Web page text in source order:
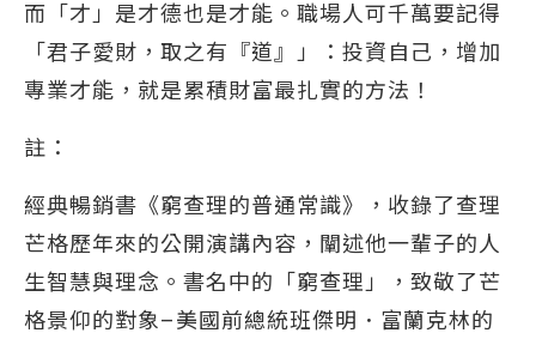
而「才」是才德也是才能。職場人可千萬要記得
「君子愛財，取之有『道』」：投資自己，增加
專業才能，就是累積財富最扎實的方法！
註：
經典暢銷書《窮查理的普通常識》，收錄了查理
芒格歷年來的公開演講內容，闡述他一輩子的人
生智慧與理念。書名中的「窮查理」，致敬了芒
格景仰的對象–美國前總統班傑明．富蘭克林的